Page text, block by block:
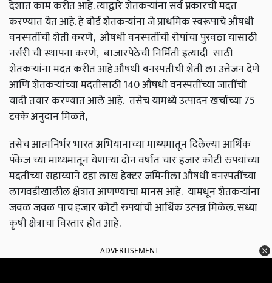
देशात काम करीत आहे. त्याद्वारे शेतकऱ्यांना सर्व प्रकारची मदत
करण्यात येत आहे. हे बोर्ड शेतकऱ्यांना जे प्राथमिक स्वरूपाचे औषधी
वनस्पतींची शेती करणे, औषधी वनस्पतींची रोपांचा पुरवठा यासाठी
नर्सरी ची स्थापना करणे, बाजारपेठेची निर्मिती इत्यादी साठी
शेतकऱ्यांना मदत करीत आहे.औषधी वनस्पतींची शेती ला उत्तेजन देणे
आणि शेतकऱ्यांच्या मदतीसाठी 140 औषधी वनस्पतींच्या जातींची
यादी तयार करण्यात आले आहे. तसेच यामध्ये उत्पादन खर्चाच्या 75
टक्के अनुदान मिळते,
तसेच आत्मनिर्भर भारत अभियानाच्या माध्यमातून दिलेल्या आर्थिक
पॅकेज च्या माध्यमातून येणाऱ्या दोन वर्षात चार हजार कोटी रुपयांच्या
मदतीच्या सहाय्याने दहा लाख हेक्‍टर जमिनीला औषधी वनस्पतींच्या
लागवडीखालील क्षेत्रात आणण्याचा मानस आहे. यामधून शेतकऱ्यांना
जवळ जवळ पाच हजार कोटी रुपयांची आर्थिक उत्पन्न मिळेल. सध्या
कृषी क्षेत्राचा विस्तार होत आहे.
ADVERTISEMENT